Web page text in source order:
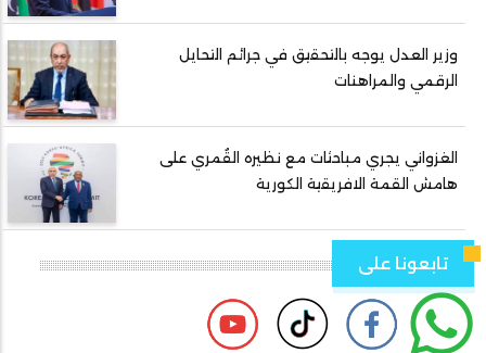
وزير العدل يوجه بالتحقيق في جرائم التحايل
الرقمي والمراهنات
الغزواني يجري مباحثات مع نظيره القُمري على
هامش القمة الافريقية الكورية
تابعونا على